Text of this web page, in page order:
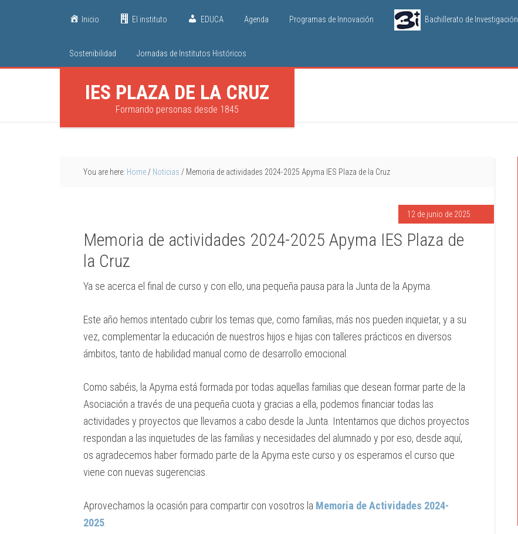
Inicio El instituto EDUCA Agenda Programas de Innovación Bachillerato de Investigación
Sostenibilidad Jornadas de Institutos Históricos
IES PLAZA DE LA CRUZ
Formando personas desde 1845
You are here: Home / Noticias / Memoria de actividades 2024-2025 Apyma IES Plaza de la Cruz
12 de junio de 2025
Memoria de actividades 2024-2025 Apyma IES Plaza de
la Cruz
Ya se acerca el final de curso y con ello, una pequeña pausa para la Junta de la Apyma.
Este año hemos intentado cubrir los temas que, como familias, más nos pueden inquietar, y a su
vez, complementar la educación de nuestros hijos e hijas con talleres prácticos en diversos
ámbitos, tanto de habilidad manual como de desarrollo emocional.
Como sabéis, la Apyma está formada por todas aquellas familias que desean formar parte de la
Asociación a través de una pequeña cuota y gracias a ella, podemos financiar todas las
actividades y proyectos que llevamos a cabo desde la Junta. Intentamos que dichos proyectos
respondan a las inquietudes de las familias y necesidades del alumnado y por eso, desde aquí,
os agradecemos haber formado parte de la Apyma este curso y os esperamos el curso que
viene con nuevas sugerencias.
Aprovechamos la ocasión para compartir con vosotros la Memoria de Actividades 2024-
2025